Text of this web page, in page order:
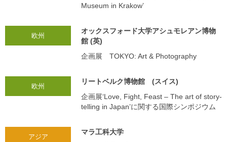
Museum in Krakow’
欧州
オックスフォード大学アシュモレアン博物
館 (英)
企画展 TOKYO: Art & Photography
欧州
リートベルク博物館 (スイス)
企画展‘Love, Fight, Feast – The art of story-
telling in Japan’に関する国際シンポジウム
アジア
マラ工科大学